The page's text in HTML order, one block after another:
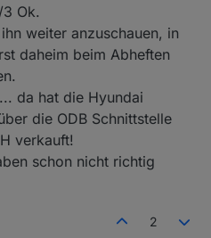
Ok.
weiter anzuschauen, in
daheim beim Abheften
da hat die Hyundai
die ODB Schnittstelle
verkauft!
schon nicht richtig
2